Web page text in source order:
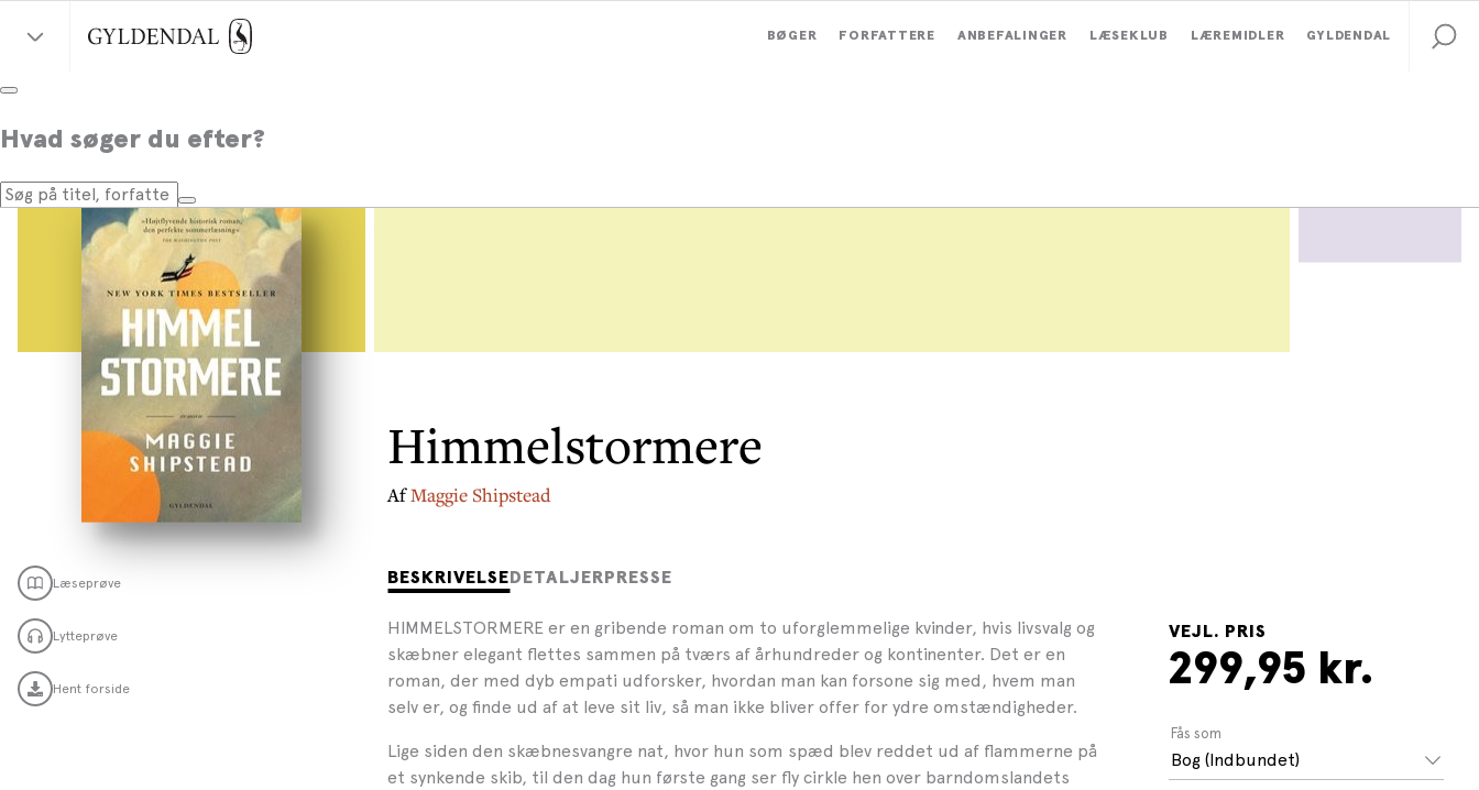
BØGER FORFATTERE ANBEFALINGER LÆSEKLUB LÆREMIDLER GYLDENDAL
Hvad søger du efter?
Himmelstormere
AfMaggie Shipstead
Læseprøve
Lytteprøve
Hent forside
BESKRIVELSE DETALJER PRESSE
HIMMELSTORMERE er en gribende roman om to uforglemmelige kvinder, hvis livsvalg og
skæbner elegant flettes sammen på tværs af århundreder og kontinenter. Det er en
roman, der med dyb empati udforsker, hvordan man kan forsone sig med, hvem man
selv er, og finde ud af at leve sit liv, så man ikke bliver offer for ydre omstændigheder.
Lige siden den skæbnesvangre nat, hvor hun som spæd blev reddet ud af flammerne på
et synkende skib, til den dag hun første gang ser fly cirkle hen over barndomslandets
VEJL. PRIS
299,95 kr.
Fås som
Bog (Indbundet)